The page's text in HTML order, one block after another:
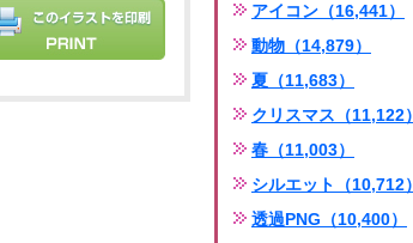
アイコン（16,441）
動物（14,879）
夏（11,683）
クリスマス（11,122）
春（11,003）
シルエット（10,712）
透過PNG（10,400）